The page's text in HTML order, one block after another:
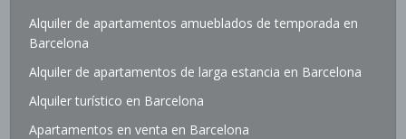
Alquiler de apartamentos amueblados de temporada en
Barcelona
Alquiler de apartamentos de larga estancia en Barcelona
Alquiler turístico en Barcelona
Apartamentos en venta en Barcelona